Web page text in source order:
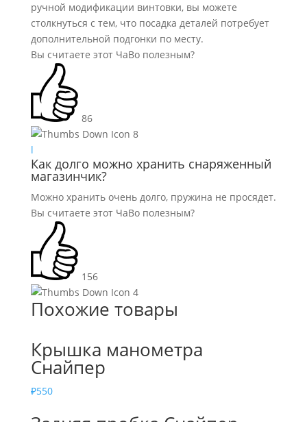
ручной модификации винтовки, вы можете
столкнуться с тем, что посадка деталей потребует
дополнительной подгонки по месту.
Вы считаете этот ЧаВо полезным?
86
8
l
Как долго можно хранить снаряженный
магазинчик?
Можно хранить очень долго, пружина не просядет.
Вы считаете этот ЧаВо полезным?
156
4
Похожие товары
Крышка манометра
Снайпер
₽550